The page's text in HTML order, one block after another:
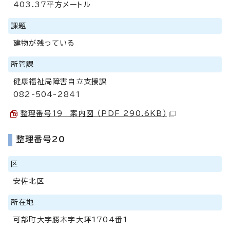
403.37平方メートル
課題
建物が残っている
所管課
健康福祉局障害自立支援課
082-504-2841
整理番号19 案内図 （PDF 290.6KB）
整理番号20
区
安佐北区
所在地
可部町大字勝木字大坪1704番1